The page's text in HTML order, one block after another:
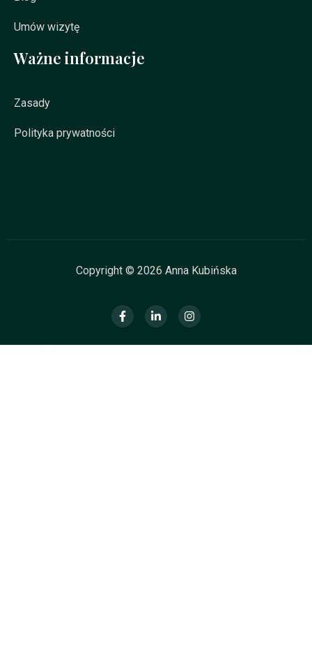
Umów wizytę
Ważne informacje
Zasady
Polityka prywatności
Copyright © 2026 Anna Kubińska